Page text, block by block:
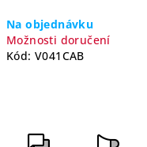
cena:
Na objednávku
Možnosti doručení
Kód: V041CAB